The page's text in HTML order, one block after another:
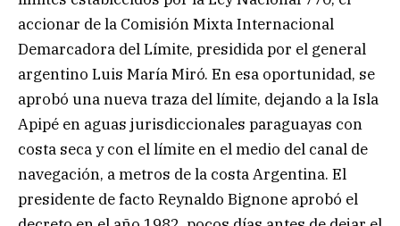
accionar de la Comisión Mixta Internacional
Demarcadora del Límite, presidida por el general
argentino Luis María Miró. En esa oportunidad, se
aprobó una nueva traza del límite, dejando a la Isla
Apipé en aguas jurisdiccionales paraguayas con
costa seca y con el límite en el medio del canal de
navegación, a metros de la costa Argentina. El
presidente de facto Reynaldo Bignone aprobó el